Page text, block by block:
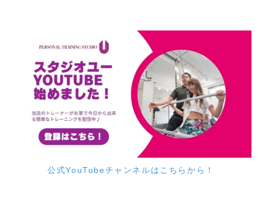
公式YouTubeチャンネルはこちらから！